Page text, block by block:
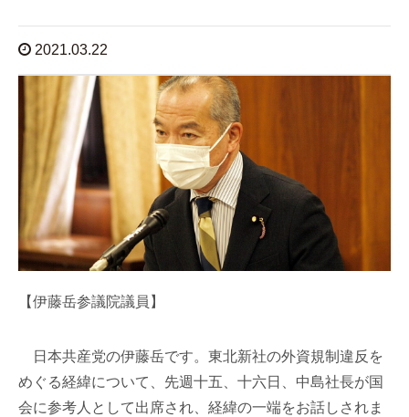
2021.03.22
【伊藤岳参議院議員】
日本共産党の伊藤岳です。東北新社の外資規制違反を
めぐる経緯について、先週十五、十六日、中島社長が国
会に参考人として出席され、経緯の一端をお話しされま